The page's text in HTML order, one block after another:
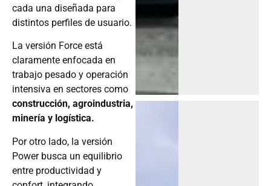
cada una diseñada para
distintos perfiles de usuario.
La versión Force está
claramente enfocada en
trabajo pesado y operación
intensiva en sectores como
construcción, agroindustria,
minería y logística.
Por otro lado, la versión
Power busca un equilibrio
entre productividad y